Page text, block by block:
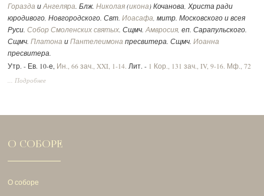
Горазда иАнгеляра. Блж.Николая (икона) Кочанова, Христа ради
юродивого, Новгородского. Свт.Иоасафа, митр. Московского и всея
Руси.Собор Смоленских святых. Сщмч.Амвросия, еп. Сарапульского.
Сщмч.Платона иПантелеимона пресвитера. Сщмч.Иоанна
пресвитера.
Утр. - Ев. 10-е, Ин., 66 зач., XXI, 1-14. Лит. - 1 Кор., 131 зач., IV, 9-16. Мф., 72
зач., XVII, 14-23.
... Подробнее
О СОБОРЕ
О соборе